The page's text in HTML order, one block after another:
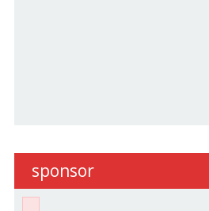
sponsor